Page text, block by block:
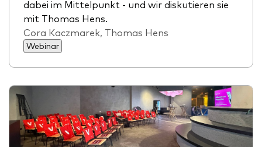
Marktvolatilität
Research
dabei im Mittelpunkt - und wir diskutieren sie
mit Thomas Hens.
Cora Kaczmarek, Thomas Hens
Webinar